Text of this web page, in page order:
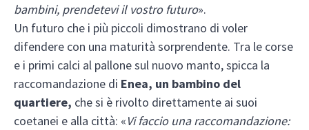
bambini, prendetevi il vostro futuro».
Un futuro che i più piccoli dimostrano di voler
difendere con una maturità sorprendente. Tra le corse
e i primi calci al pallone sul nuovo manto, spicca la
raccomandazione di Enea, un bambino del
quartiere, che si è rivolto direttamente ai suoi
coetanei e alla città: «Vi faccio una raccomandazione: